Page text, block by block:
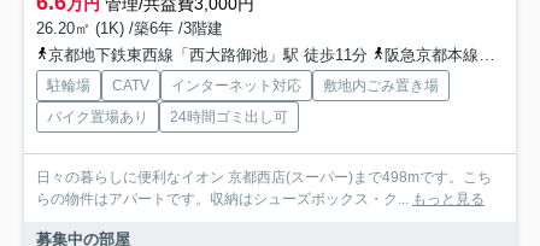
万円 管理/共益費3,000円
26.20㎡ (1K) /築6年 /3階建
京都地下鉄東西線「西大路御池」駅 徒歩11分
阪急京都本線「西院」駅 徒歩15分
駐輪場 CATV インターネット対応
敷地内ごみ置き場
バイク置場あり
24時間ゴミ出し可
日々の暮らしに便利なイオン 京都西店(スーパー)まで498mです。こち
らの物件はアパートです。収納はシューズボックス・ク... もっと見る
募集中の部屋